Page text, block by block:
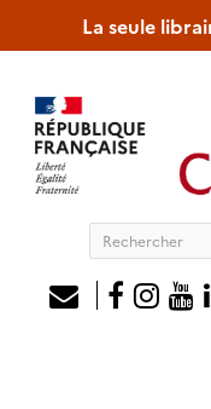
La seule